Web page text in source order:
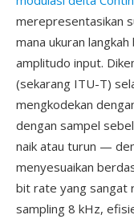
merepresentasikan
mana ukuran
amplitudo input.
(sekarang ITU-T)
mengkodekan
dengan sampel
naik atau turun —
menyesuaikan
bit rate yang sangat
sampling 8 kHz,